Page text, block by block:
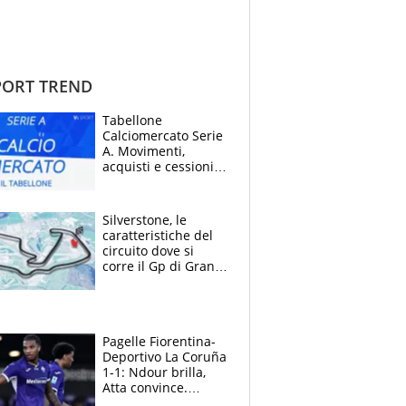
TREND
Tabellone
Calciomercato Serie
A. Movimenti,
acquisti e cessioni:
Silverstone, le
caratteristiche del
circuito dove si
corre il Gp di Gran
Pagelle Fiorentina-
Deportivo La Coruña
1-1: Ndour brilla,
Atta convince.